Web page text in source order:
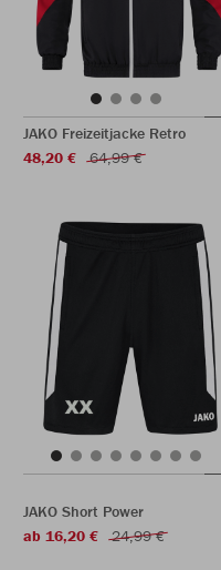
JAKO Freizeitjacke Retro
48,20 €
64,99 €
JAKO Short Power
ab 16,20 €
24,99 €